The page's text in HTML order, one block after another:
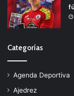
Categorías
Agenda Deportiva
Ajedrez